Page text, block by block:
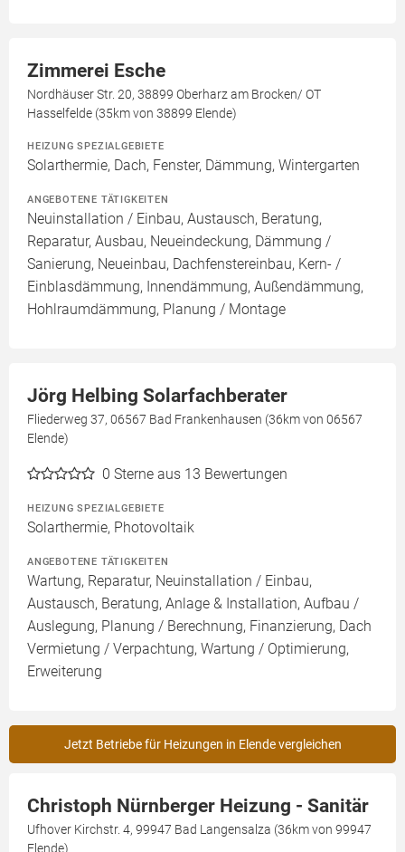
Zimmerei Esche
Nordhäuser Str. 20, 38899 Oberharz am Brocken/ OT
Hasselfelde (35km von 38899 Elende)
HEIZUNG SPEZIALGEBIETE
Solarthermie, Dach, Fenster, Dämmung, Wintergarten
ANGEBOTENE TÄTIGKEITEN
Neuinstallation / Einbau, Austausch, Beratung,
Reparatur, Ausbau, Neueindeckung, Dämmung /
Sanierung, Neueinbau, Dachfenstereinbau, Kern- /
Einblasdämmung, Innendämmung, Außendämmung,
Hohlraumdämmung, Planung / Montage
Jörg Helbing Solarfachberater
Fliederweg 37, 06567 Bad Frankenhausen (36km von 06567
Elende)
0 Sterne aus 13 Bewertungen
HEIZUNG SPEZIALGEBIETE
Solarthermie, Photovoltaik
ANGEBOTENE TÄTIGKEITEN
Wartung, Reparatur, Neuinstallation / Einbau,
Austausch, Beratung, Anlage & Installation, Aufbau /
Auslegung, Planung / Berechnung, Finanzierung, Dach
Vermietung / Verpachtung, Wartung / Optimierung,
Erweiterung
Jetzt Betriebe für Heizungen in Elende vergleichen
Christoph Nürnberger Heizung - Sanitär
Ufhover Kirchstr. 4, 99947 Bad Langensalza (36km von 99947
Elende)